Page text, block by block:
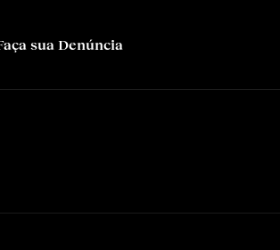
sua Denúncia